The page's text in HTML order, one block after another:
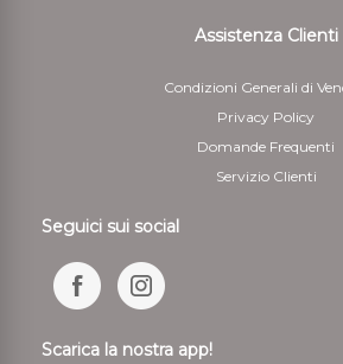
Assistenza Clienti
Condizioni Generali di
Privacy Policy
Domande Frequenti
Servizio Clienti
Seguici sui social
Scarica la nostra app!